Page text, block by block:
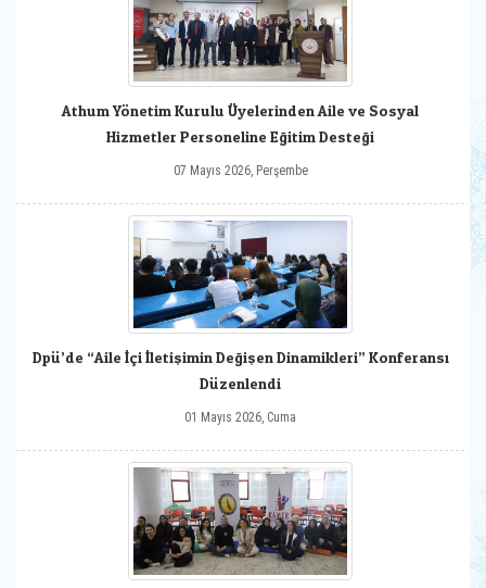
Athum Yönetim Kurulu Üyelerinden Aile ve Sosyal
Hizmetler Personeline Eğitim Desteği
07 Mayıs 2026, Perşembe
Dpü’de “Aile İçi İletişimin Değişen Dinamikleri” Konferansı
Düzenlendi
01 Mayıs 2026, Cuma